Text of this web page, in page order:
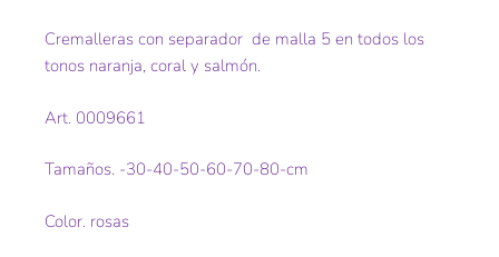
Cremalleras con separador de malla 5 en todos los
tonos naranja, coral y salmón.
Art. 0009661
Tamaños. -30-40-50-60-70-80-cm
Color. rosas